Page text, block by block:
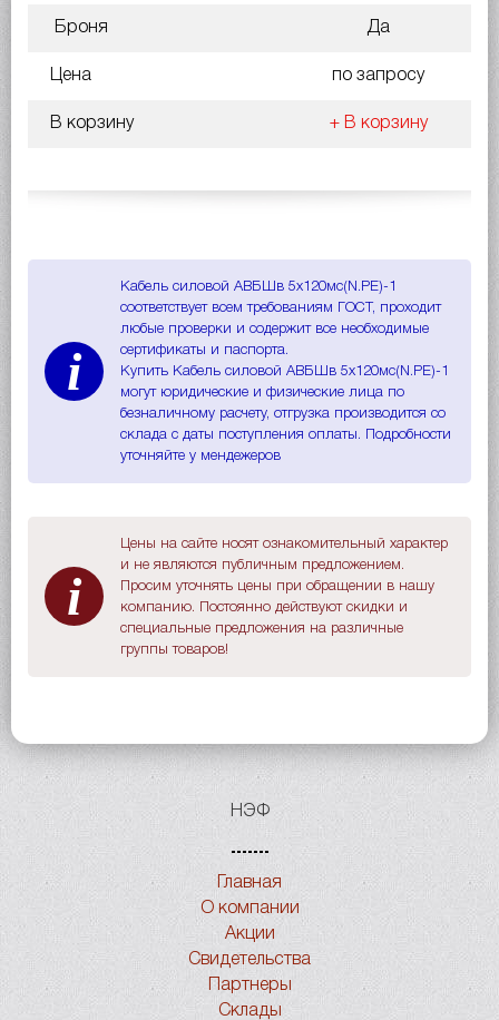
Броня Да
Цена по запросу
В корзину + В корзину
i
Кабель силовой АВБШв 5х120мс(N.PE)-1
соответствует всем требованиям ГОСТ, проходит
любые проверки и содержит все необходимые
сертификаты и паспорта.
Купить Кабель силовой АВБШв 5х120мс(N.PE)-1
могут юридические и физические лица по
безналичному расчету, отгрузка производится со
склада с даты поступления оплаты. Подробности
уточняйте у мендежеров
i
Цены на сайте носят ознакомительный характер
и не являются публичным предложением.
Просим уточнять цены при обращении в нашу
компанию. Постоянно действуют скидки и
специальные предложения на различные
группы товаров!
НЭФ
Главная
О компании
Акции
Свидетельства
Партнеры
Склады